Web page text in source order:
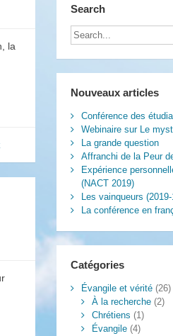
la
Search
Nouveaux articles
Conférence des
Webinaire sur Le
La grande question
Affranchi de la Peur
Expérience
(NACT 2019)
Les vainqueurs (2019-
La conférence en
Catégories
Évangile et vérité(26)
À la recherche(2)
Chrétiens (1)
Évangile(4)